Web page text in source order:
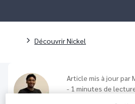
Breadcrumb
Découvrir Nickel
Article mis à jour par
- 1 minutes de
Ouvrir un